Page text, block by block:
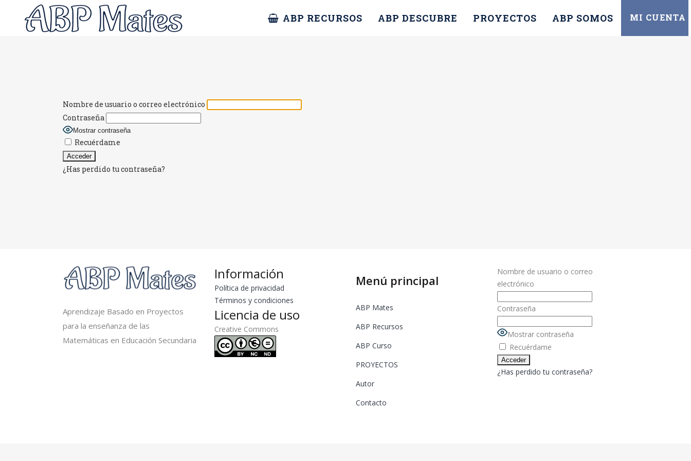
MI CUENTA
ABP RECURSOS ABP DESCUBRE PROYECTOS ABP SOMOS
Nombre de usuario o correo electrónico
Contraseña
Mostrar contraseña
Recuérdame
¿Has perdido tu contraseña?
Aprendizaje Basado en Proyectos
para la enseñanza de las
Matemáticas en Educación Secundaria
Información
Política de privacidad
Términos y condiciones
Licencia de uso
Creative Commons
Menú principal
ABP Mates
ABP Recursos
ABP Curso
PROYECTOS
Autor
Contacto
Nombre de usuario o correo
electrónico
Contraseña
Mostrar contraseña
Recuérdame
¿Has perdido tu contraseña?